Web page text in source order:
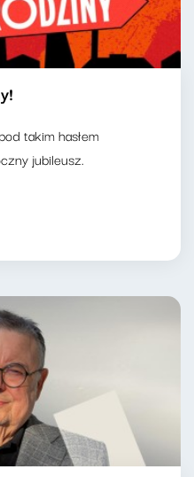
takim hasłem
jubileusz.